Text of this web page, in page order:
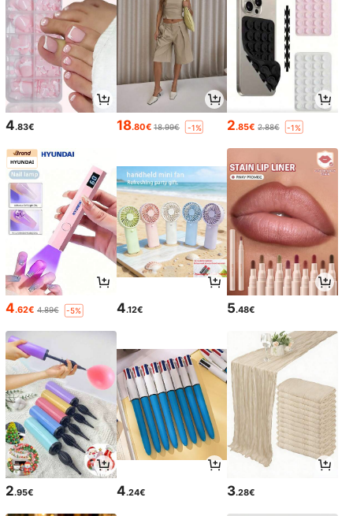
4.83€ 18.80€ 18.99€ -1% 2.85€ 2.88€ -1%
4.62€ 4.89€ -5% 4.12€ 5.48€
2.95€ 4.24€ 3.28€